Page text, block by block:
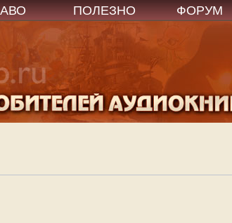
ПОЛЕЗНО ФОРУМ